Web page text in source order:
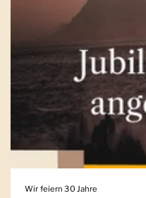
Wir feiern 30 Jahre